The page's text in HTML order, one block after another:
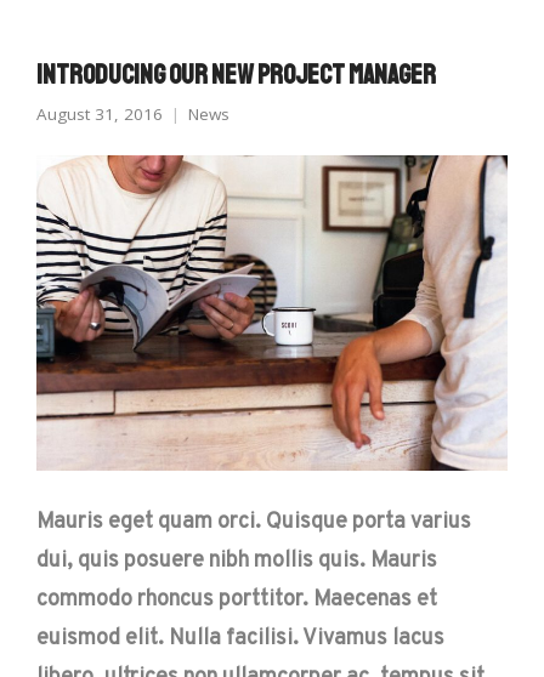
Introducing Our New Project Manager
August 31, 2016 News
Mauris eget quam orci. Quisque porta varius
dui, quis posuere nibh mollis quis. Mauris
commodo rhoncus porttitor. Maecenas et
euismod elit. Nulla facilisi. Vivamus lacus